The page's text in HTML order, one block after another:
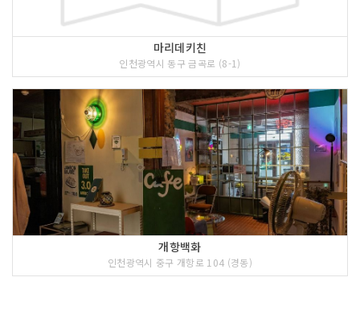
마리데키친
인천광역시 동구 금곡로 (8-1)
개항백화
인천광역시 중구 개항로 104 (경동)